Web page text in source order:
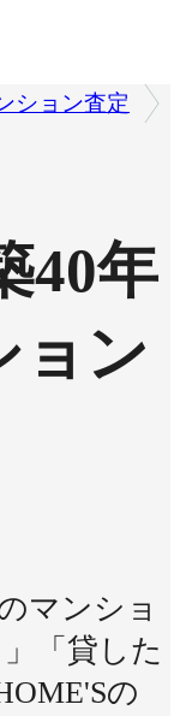
ション査定
40年
ョン
マンショ
「貸した
の